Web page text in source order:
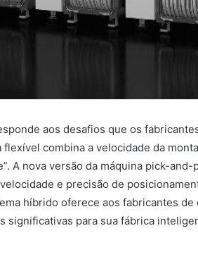
aos desafios que os
flexível combina a velocidade da
A nova versão da máquina pick-
e precisão de
híbrido oferece aos fabricantes
significativas para sua fábrica